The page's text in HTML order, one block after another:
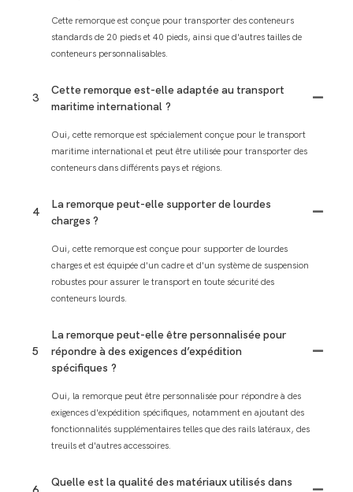
Cette remorque est conçue pour transporter des conteneurs
standards de 20 pieds et 40 pieds, ainsi que d'autres tailles de
conteneurs personnalisables.
3
Cette remorque est-elle adaptée au transport
maritime international ?
Oui, cette remorque est spécialement conçue pour le transport
maritime international et peut être utilisée pour transporter des
conteneurs dans différents pays et régions.
4
La remorque peut-elle supporter de lourdes
charges ?
Oui, cette remorque est conçue pour supporter de lourdes
charges et est équipée d'un cadre et d'un système de suspension
robustes pour assurer le transport en toute sécurité des
conteneurs lourds.
5
La remorque peut-elle être personnalisée pour
répondre à des exigences d’expédition
spécifiques ?
Oui, la remorque peut être personnalisée pour répondre à des
exigences d'expédition spécifiques, notamment en ajoutant des
fonctionnalités supplémentaires telles que des rails latéraux, des
treuils et d'autres accessoires.
Quelle est la qualité des matériaux utilisés dans